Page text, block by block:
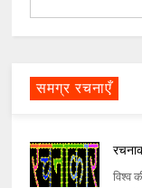
समग्र रचनाएँ
विश्व